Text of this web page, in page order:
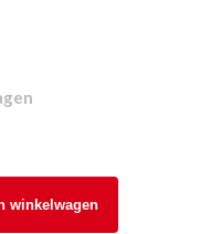
winkelwagen